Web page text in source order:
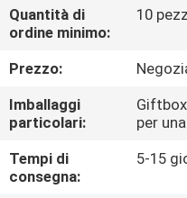
CONTROLLO
DI
QUALITÀ
CONTATTICI
Quantità di
ordine minimo:
10
Prezzo:
Imballaggi
particolari:
per
Tempi di
consegna:
5-15